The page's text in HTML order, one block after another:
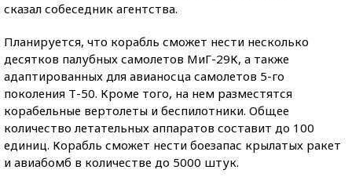
сказал собеседник агентства.
Планируется, что корабль сможет нести несколько
десятков палубных самолетов МиГ-29К, а также
адаптированных для авианосца самолетов 5-го
поколения Т-50. Кроме того, на нем разместятся
корабельные вертолеты и беспилотники. Общее
количество летательных аппаратов составит до 100
единиц. Корабль сможет нести боезапас крылатых ракет
и авиабомб в количестве до 5000 штук.